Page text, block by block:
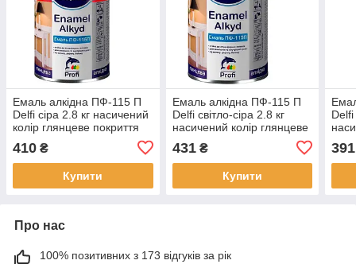
Емаль алкідна ПФ-115 П
Delfi сіра 2.8 кг насичений
колір глянцеве покриття
для заґрунтованих металу
дерева та бетону стійка
410 ₴
Купити
Емаль алкідна ПФ-115 П
Delfi світло-сіра 2.8 кг
насичений колір глянцеве
заґрунтованих металу
дерева та бетону стійка
431₴
Купити
Delfi
391
Про нас
100% позитивних з 173 відгуків за рік